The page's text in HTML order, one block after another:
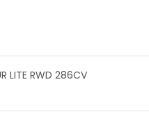
LITE RWD 286CV